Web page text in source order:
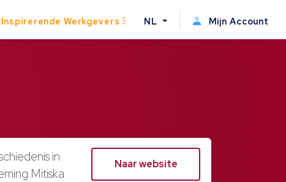
Inspirerende Werkgevers NL Mijn Account
in
Mitiska
Naar website